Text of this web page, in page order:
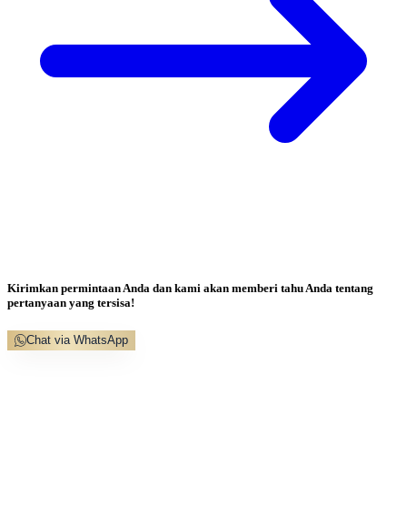
Kirimkan permintaan Anda dan kami akan memberi tahu Anda tentang
pertanyaan yang tersisa!
Chat via WhatsApp